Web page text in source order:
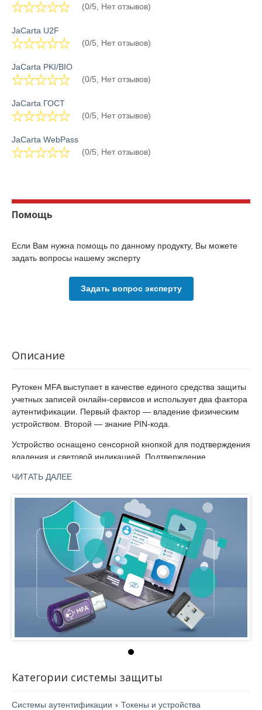
(0/5, Нет отзывов)
JaCarta U2F
(0/5, Нет отзывов)
JaCarta PKI/BIO
(0/5, Нет отзывов)
JaCarta ГОСТ
(0/5, Нет отзывов)
JaCarta WebPass
(0/5, Нет отзывов)
Помощь
Если Вам нужна помощь по данному продукту, Вы можете
задать вопросы нашему эксперту
Задать вопрос эксперту
Описание
Рутокен MFA выступает в качестве единого средства защиты
учетных записей онлайн-сервисов и использует два фактора
аутентификации. Первый фактор — владение физическим
устройством. Второй — знание PIN-кода.
Устройство оснащено сенсорной кнопкой для подтверждения
владения и световой индикацией. Подтверждение
нажатием сенсорной кнопки на корпусе.
Чтобы начать работу с устройством, достаточно подключить
его к компьютеру. Поддержка реализована средствами
современных браузеров и операционных систем. Никаких
дополнительных программ устанавливать не требуется.
Устройства Рутокен MFA имеют обратную совместимость с
протоколом U2F (CTAP 1). Также токены Рутокен MFA
позволяют быстро и безопасно защитить ваши аккаунты в
различных сервисах, поддерживающих спецификацию
WebAuthn, таких как mail.ru, vk.ru, VK ID, Google, Apple ID,
Microsoft.
интерфейсами USB-Type C, C Nano (ультракомпактное
ЧИТАТЬ ДАЛЕЕ
Категории системы защиты
Системы аутентификации › Токены и устройства